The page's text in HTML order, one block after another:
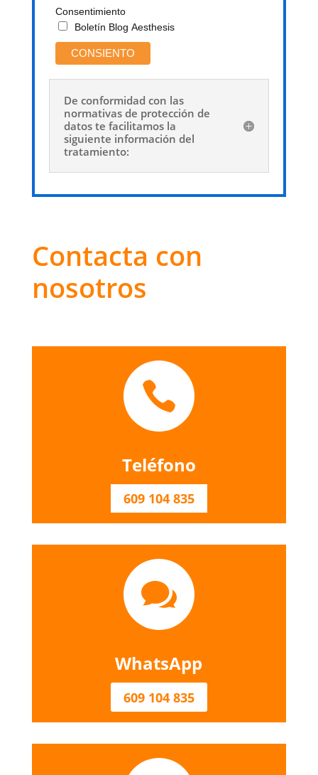
Consentimiento
Boletín Blog Aesthesis
De conformidad con las
normativas de protección de
datos te facilitamos la
siguiente información del
tratamiento:
Contacta con
nosotros

Teléfono
609 104 835

WhatsApp
609 104 835